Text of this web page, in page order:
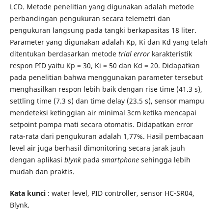
LCD. Metode penelitian yang digunakan adalah metode
perbandingan pengukuran secara telemetri dan
pengukuran langsung pada tangki berkapasitas 18 liter.
Parameter yang digunakan adalah Kp, Ki dan Kd yang telah
ditentukan berdasarkan metode trial errorkarakteristik
respon PID yaitu Kp = 30, Ki = 50 dan Kd = 20. Didapatkan
pada penelitian bahwa menggunakan parameter tersebut
menghasilkan respon lebih baik dengan rise time (41.3 s),
settling time (7.3 s) dan time delay (23.5 s), sensor mampu
mendeteksi ketinggian air minimal 3cm ketika mencapai
setpoint pompa mati secara otomatis. Didapatkan error
rata-rata dari pengukuran adalah 1,77%. Hasil pembacaan
level air juga berhasil dimonitoring secara jarak jauh
dengan aplikasi blynkpada smartphonesehingga lebih
mudah dan praktis.
Kata kunci: water level, PID controller, sensor HC-SR04,
Blynk.